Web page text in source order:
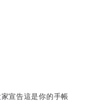
宣告這是你的手帳